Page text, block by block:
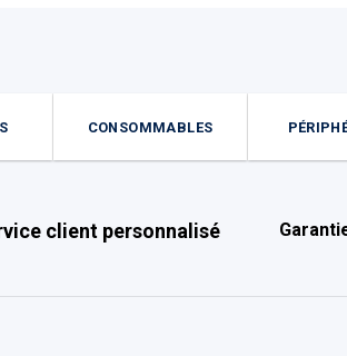
CONSOMMABLES
client personnalisé